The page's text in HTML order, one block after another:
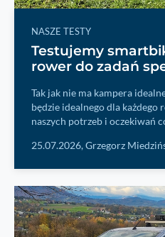
NASZE TESTY
Testujemy
rower do zadań
Tak jak nie ma kampera
będzie idealnego dla
naszych potrzeb i oczekiwań
25.07.2026,Grzegorz